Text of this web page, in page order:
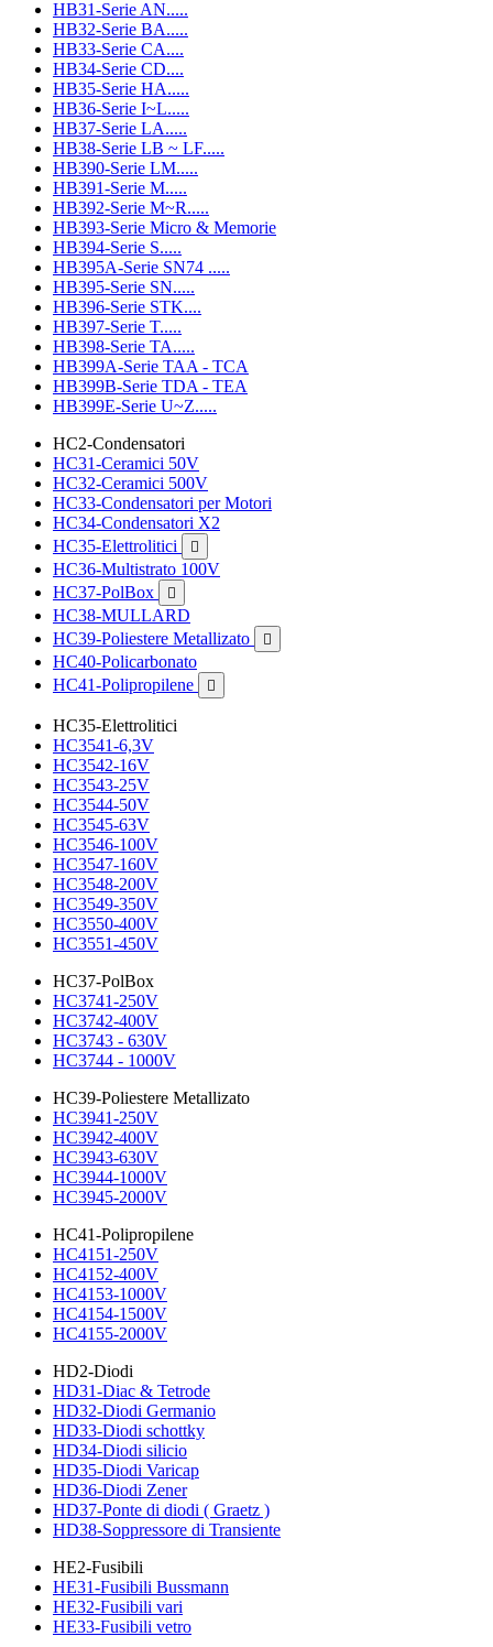
HB31-Serie AN.....
HB32-Serie BA.....
HB33-Serie CA....
HB34-Serie CD....
HB35-Serie HA.....
HB36-Serie I~L.....
HB37-Serie LA.....
HB38-Serie LB ~ LF.....
HB390-Serie LM.....
HB391-Serie M.....
HB392-Serie M~R.....
HB393-Serie Micro & Memorie
HB394-Serie S.....
HB395A-Serie SN74 .....
HB395-Serie SN.....
HB396-Serie STK....
HB397-Serie T.....
HB398-Serie TA.....
HB399A-Serie TAA - TCA
HB399B-Serie TDA - TEA
HB399E-Serie U~Z.....
HC2-Condensatori
HC31-Ceramici 50V
HC32-Ceramici 500V
HC33-Condensatori per Motori
HC34-Condensatori X2
HC35-Elettrolitici

HC36-Multistrato 100V
HC37-PolBox

HC38-MULLARD
HC39-Poliestere Metallizato

HC40-Policarbonato
HC41-Polipropilene

HC35-Elettrolitici
HC3541-6,3V
HC3542-16V
HC3543-25V
HC3544-50V
HC3545-63V
HC3546-100V
HC3547-160V
HC3548-200V
HC3549-350V
HC3550-400V
HC3551-450V
HC37-PolBox
HC3741-250V
HC3742-400V
HC3743 - 630V
HC3744 - 1000V
HC39-Poliestere Metallizato
HC3941-250V
HC3942-400V
HC3943-630V
HC3944-1000V
HC3945-2000V
HC41-Polipropilene
HC4151-250V
HC4152-400V
HC4153-1000V
HC4154-1500V
HC4155-2000V
HD2-Diodi
HD31-Diac & Tetrode
HD32-Diodi Germanio
HD33-Diodi schottky
HD34-Diodi silicio
HD35-Diodi Varicap
HD36-Diodi Zener
HD37-Ponte di diodi ( Graetz )
HD38-Soppressore di Transiente
HE2-Fusibili
HE31-Fusibili Bussmann
HE32-Fusibili vari
HE33-Fusibili vetro